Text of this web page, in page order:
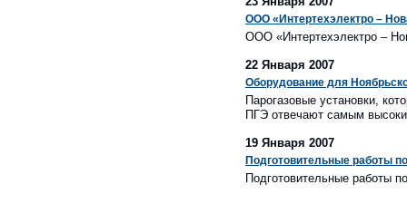
ООО «Интертехэлектро –
ООО «Интертехэлектро –
22 Января 2007
Оборудование для
Парогазовые установки,
ПГЭ отвечают самым
19 Января 2007
Подготовительные работы
Подготовительные работы